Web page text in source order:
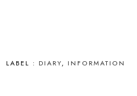
LABEL : DIARY, INFORMATION